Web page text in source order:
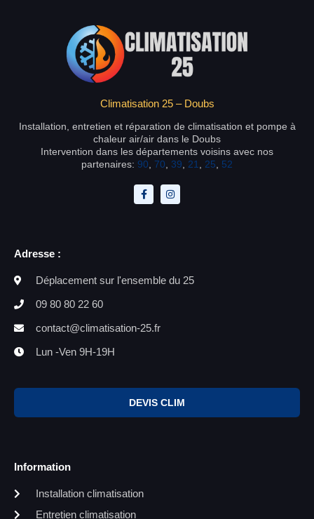
Climatisation 25 – Doubs
Installation, entretien et réparation de climatisation et pompe à
chaleur air/air dans le Doubs
Intervention dans les départements voisins avec nos
partenaires: 90 70 39 21 25 52
Adresse :
Déplacement sur l'ensemble du 25
09 80 80 22 60
contact@climatisation-25.fr
Lun -Ven 9H-19H
DEVIS CLIM
Information
Installation climatisation
Entretien climatisation